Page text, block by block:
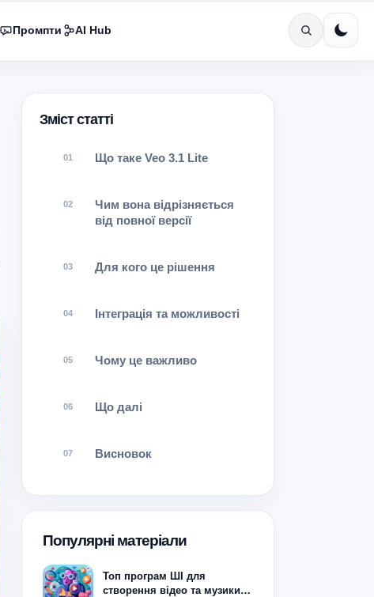
Промпти AI Hub
Зміст статті
Що таке Veo 3.1 Lite
Чим вона відрізняється
від повної версії
Для кого це рішення
Інтеграція та можливості
Чому це важливо
Що далі
Висновок
Популярні матеріали
Топ програм ШІ для
створення відео та музики у